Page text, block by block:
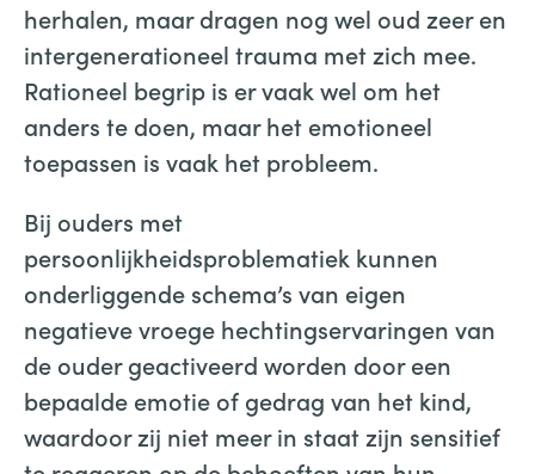
herhalen, maar dragen nog wel oud zeer en
intergenerationeel trauma met zich mee.
Rationeel begrip is er vaak wel om het
anders te doen, maar het emotioneel
toepassen is vaak het probleem.
Bij ouders met
persoonlijkheidsproblematiek kunnen
onderliggende schema’s van eigen
negatieve vroege hechtingservaringen van
de ouder geactiveerd worden door een
bepaalde emotie of gedrag van het kind,
waardoor zij niet meer in staat zijn sensitief